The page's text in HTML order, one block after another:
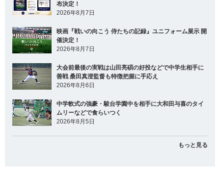
布決定！
2026年8月7日
映画『戦いの向こう 侍たちの記録』ユニフォーム展示 開
催決定！
2026年8月7日
大会前最後の実戦は山田亮碩の好投などで中学生相手に
善戦 桑田真澄監督も特徴把握に手応え
2026年8月6日
中学軟式の強豪・駿台学園中を相手に大和田与喜のタイ
ムリーなどで食らいつく
2026年8月5日
もっと見る